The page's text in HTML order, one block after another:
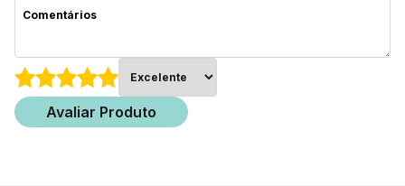
Avaliar Produto